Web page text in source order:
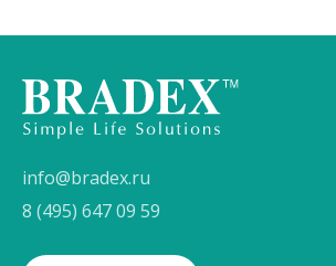
info@bradex.ru
8 (495) 647 09 59